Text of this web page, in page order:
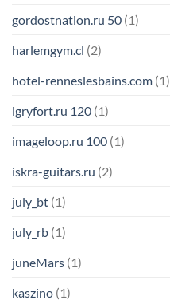
gordostnation.ru 50 (1)
harlemgym.cl (2)
hotel-renneslesbains.com (1)
igryfort.ru 120 (1)
imageloop.ru 100 (1)
iskra-guitars.ru (2)
july_bt (1)
july_rb (1)
juneMars (1)
kaszino (1)